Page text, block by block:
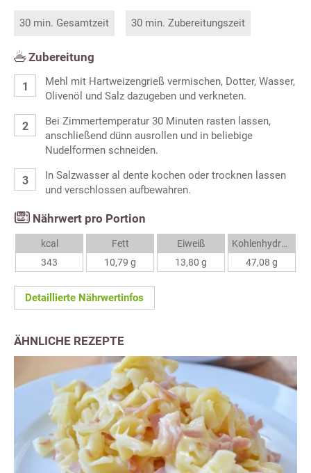
30 min. Gesamtzeit 30 min. Zubereitungszeit
Zubereitung
Mehl mit Hartweizengrieß vermischen, Dotter, Wasser,
Olivenöl und Salz dazugeben und verkneten.
Bei Zimmertemperatur 30 Minuten rasten lassen,
anschließend dünn ausrollen und in beliebige
Nudelformen schneiden.
In Salzwasser al dente kochen oder trocknen lassen
und verschlossen aufbewahren.
Nährwert pro Portion
kcal
343
Fett
10,79 g
Eiweiß
13,80 g
Kohlenhydrate
47,08 g
Detaillierte Nährwertinfos
ÄHNLICHE REZEPTE